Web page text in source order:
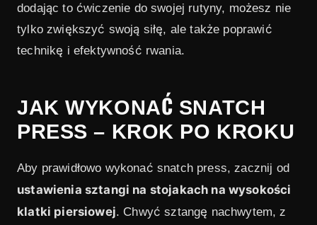
dodając to ćwiczenie do swojej rutyny, możesz nie
tylko zwiększyć swoją siłę, ale także poprawić
technikę i efektywność rwania.
JAK WYKONAĆ SNATCH
PRESS – KROK PO KROKU
Aby prawidłowo wykonać snatch press, zacznij od
ustawienia sztangi na stojakach na wysokości
klatki piersiowej. Chwyć sztangę nachwytem, z